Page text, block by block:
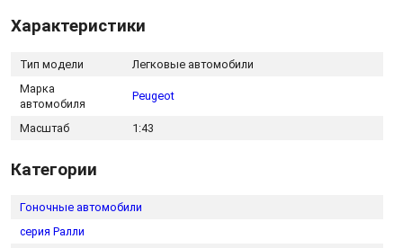
Характеристики
Тип модели
Легковые автомобили
Марка
автомобиля
Peugeot
Масштаб 1:43
Категории
Гоночные автомобили
серия Ралли